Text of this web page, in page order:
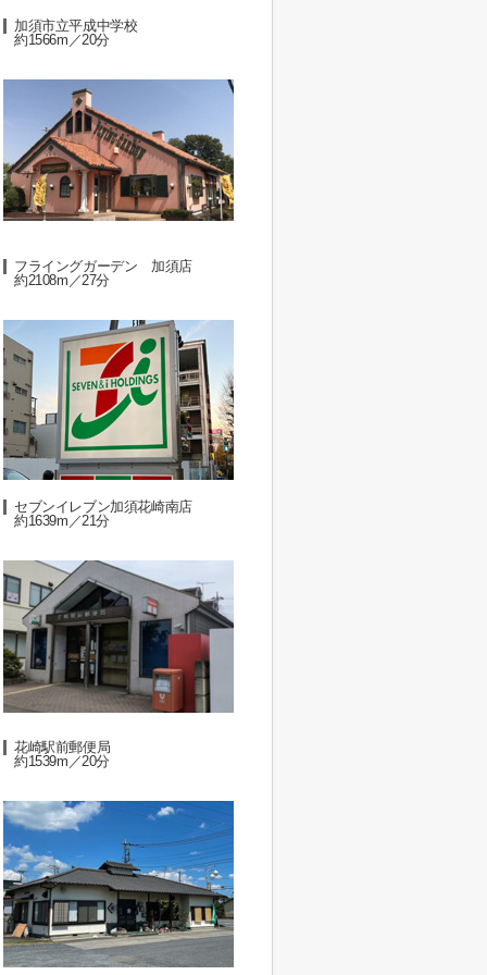
加須市立平成中学校
約1566m／20分
フライングガーデン 加須店
約2108m／27分
セブンイレブン加須花崎南店
約1639m／21分
花崎駅前郵便局
約1539m／20分